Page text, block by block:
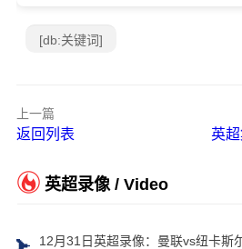
[db:关键词]
上一篇
返回列表 英超集锦
英超录像 / Video
12月31日英超录像：曼联vs纽卡斯